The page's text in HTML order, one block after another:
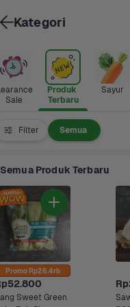
Sale
Produk
Terbaru
Sayur
Filter Semua
Semua Produk Terbaru
Promo Rp26.4rb
Sweet Green
Kategori